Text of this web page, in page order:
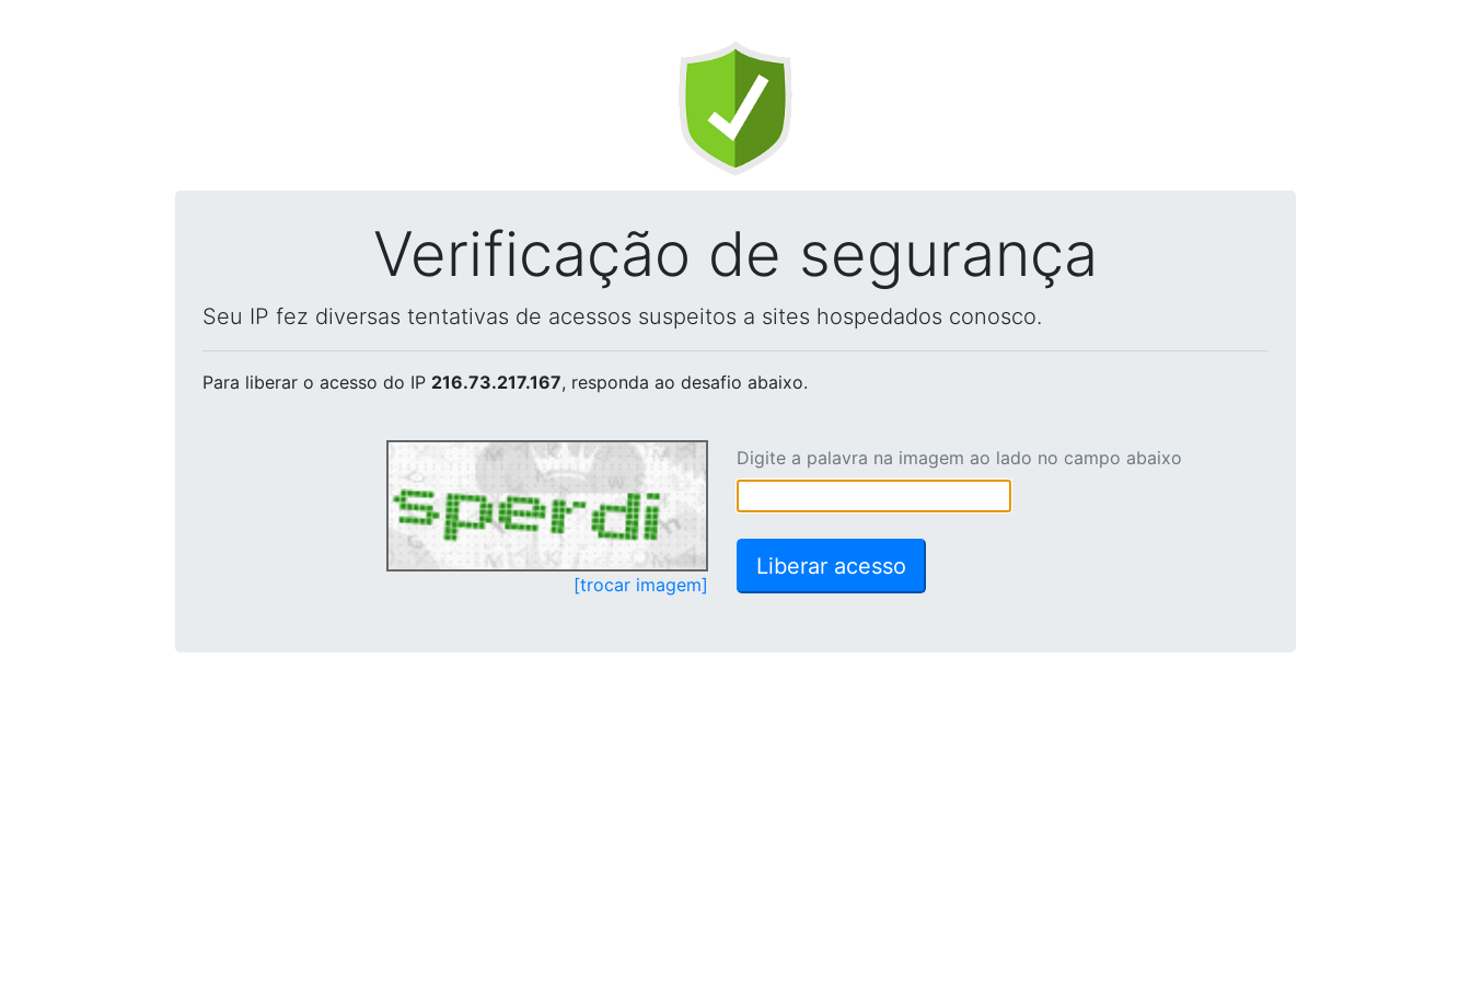
Verificação de segurança
Seu IP fez diversas tentativas de acessos suspeitos a sites hospedados conosco.
Para liberar o acesso do IP 216.73.217.167, responda ao desafio abaixo.
[trocar imagem]
Digite a palavra na imagem ao lado no campo abaixo